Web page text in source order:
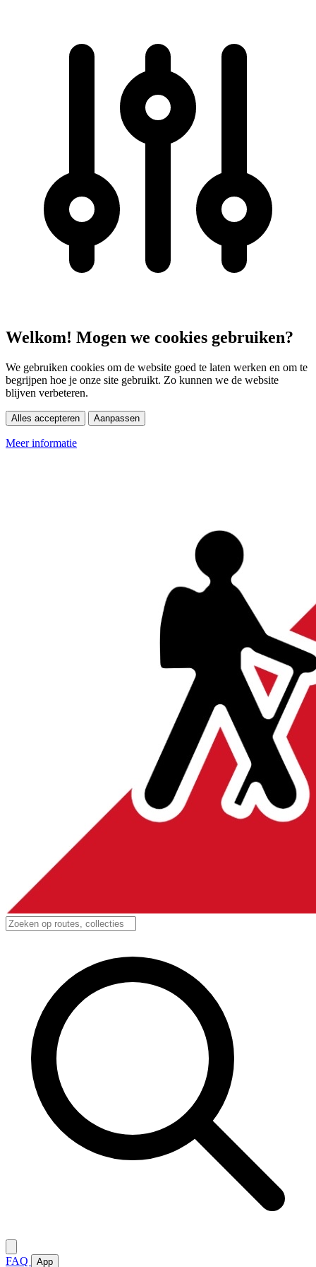
Welkom! Mogen we cookies gebruiken?
We gebruiken cookies om de website goed te laten werken en om te
begrijpen hoe je onze site gebruikt. Zo kunnen we de website
blijven verbeteren.
Alles accepteren Aanpassen
Meer informatie
FAQ App